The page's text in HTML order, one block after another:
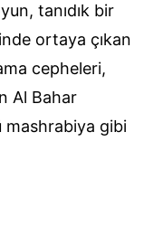
tanıdık bir
ortaya çıkan
cepheleri,
Al Bahar
mashrabiya gibi